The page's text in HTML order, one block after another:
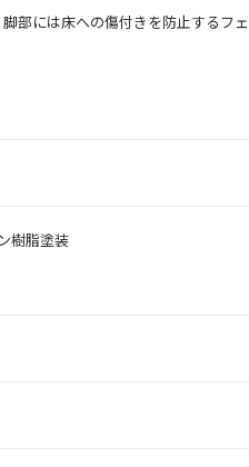
部には床への傷付きを防止するフ
樹脂塗装